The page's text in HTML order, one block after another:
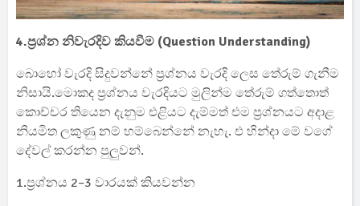
4.ප්‍රශ්න නිවැරදිව කියවීම (Question Understanding)
බොහෝ වැරදි සිදුවන්නේ ප්‍රශ්නය වැරදි ලෙස තේරුම් ගැනීම
නිසායි.මොකද ප්‍රශ්නය වැරදියට මුලින්ම තේරුම් ගත්තොත්
කොච්චර තියෙන දැනුම එළියට දැම්මත් එම ප්‍රශ්නයට අදාළ
නියමිත ලකුණු නම් හම්බෙන්නේ නැහැ. එ හින්දා මේ වගේ
දේවල් කරන්න පුලුවන්.
1.ප්‍රශ්නය 2–3 වාරයක් කියවන්න